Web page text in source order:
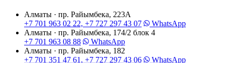
Алматы · пр. Райымбека, 223А
+7 701 963 02 22, +7 727 297 43 07
WhatsApp
Алматы · пр. Райымбека, 174/2 блок 4
+7 701 963 08 88
WhatsApp
Алматы · пр. Райымбека, 182
+7 701 351 47 61, +7 727 297 43 06
WhatsApp